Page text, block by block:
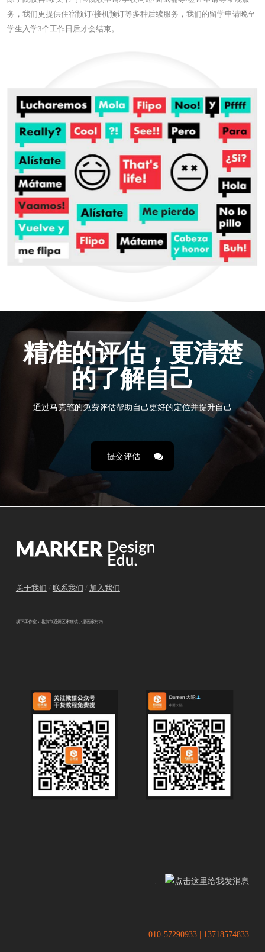
务，我们更提供住宿预订/接机预订等多种后续服务，我们的留学申请晚至
学生入学3个工作日后才会结束。
精准的评估，更清楚
的了解自己
通过马克笔的免费评估帮助自己更好的定位并提升自己
提交评估
关于我们 / 联系我们 / 加入我们
线下工作室：北京市通州区宋庄镇小堡画家村内
010-57290933 | 13718574833